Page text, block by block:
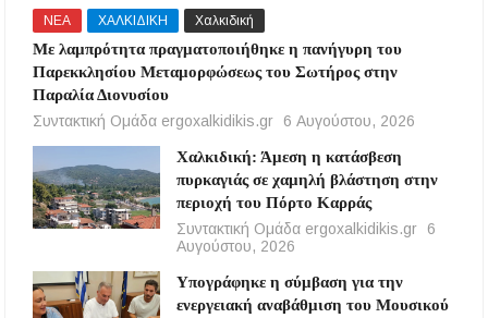
ΝΕΑ ΧΑΛΚΙΔΙΚΗ Χαλκιδική
Με λαμπρότητα πραγματοποιήθηκε η πανήγυρη του
Παρεκκλησίου Μεταμορφώσεως του Σωτήρος στην
Παραλία Διονυσίου
Συντακτική Ομάδα ergoxalkidikis.gr
6 Αυγούστου, 2026
Χαλκιδική: Άμεση η κατάσβεση
πυρκαγιάς σε χαμηλή βλάστηση στην
περιοχή του Πόρτο Καρράς
Συντακτική Ομάδα ergoxalkidikis.gr
6
Αυγούστου, 2026
Υπογράφηκε η σύμβαση για την
ενεργειακή αναβάθμιση του Μουσικού